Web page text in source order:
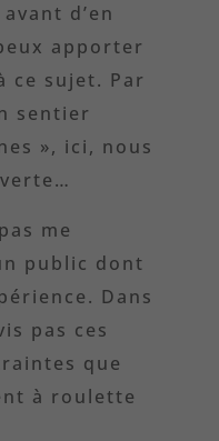
d’en
apporter
ce sujet. Par
sentier
», ici, nous
me
public dont
Dans
pas ces
que
à roulette